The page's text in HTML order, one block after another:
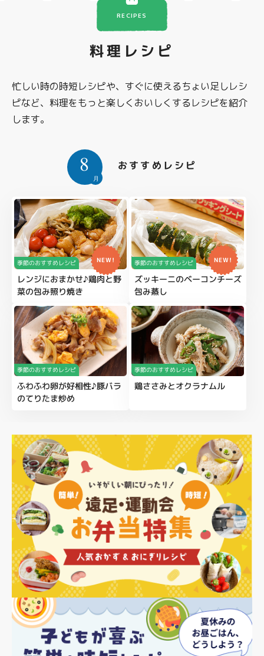
RECIPES
料理レシピ
忙しい時の時短レシピや、すぐに使えるちょい足しレシ
ピなど、料理をもっと楽しくおいしくするレシピを紹介
します。
8
月
おすすめレシピ
季節のおすすめレシピ NEW!
レンジにおまかせ♪鶏肉と野
菜の包み照り焼き
季節のおすすめレシピ NEW!
ズッキーニのベーコンチーズ
包み蒸し
季節のおすすめレシピ
ふわふわ卵が好相性♪豚バラ
のてりたま炒め
季節のおすすめレシピ
鶏ささみとオクラナムル